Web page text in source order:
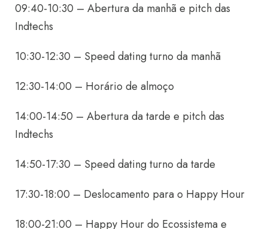
09:40-10:30 – Abertura da manhã e pitch das
Indtechs
10:30-12:30 – Speed dating turno da manhã
12:30-14:00 – Horário de almoço
14:00-14:50 – Abertura da tarde e pitch das
Indtechs
14:50-17:30 – Speed dating turno da tarde
17:30-18:00 – Deslocamento para o Happy Hour
18:00-21:00 – Happy Hour do Ecossistema e